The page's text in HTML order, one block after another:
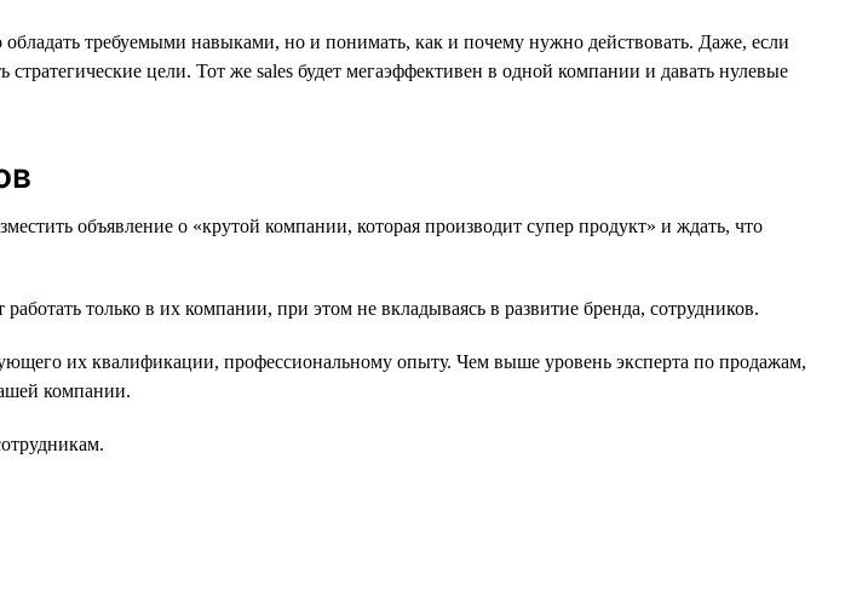
требуемыми навыками, но и понимать, как и почему нужно действовать. Даже, если
цели. Тот же sales будет мегаэффективен в одной компании и давать нулевые
объявление о «крутой компании, которая производит супер продукт» и ждать, что
только в их компании, при этом не вкладываясь в развитие бренда, сотрудников.
их квалификации, профессиональному опыту. Чем выше уровень эксперта по продажам,
компании.